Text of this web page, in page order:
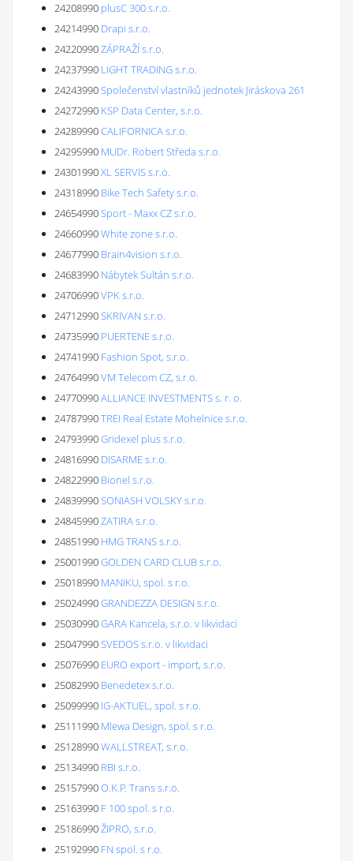
24208990 plusC 300 s.r.o.
24214990 Drapi s.r.o.
24220990ZÁPRAŽÍ s.r.o.
24237990 LIGHT TRADING s.r.o.
24243990Společenství vlastníků jednotek Jiráskova 261
24272990 KSP Data Center, s.r.o.
24289990CALIFORNICA s.r.o.
24295990 MUDr. Robert Středa s.r.o.
24301990XL SERVIS s.r.o.
24318990 Bike Tech Safety s.r.o.
24654990Sport - Maxx CZ s.r.o.
24660990White zone s.r.o.
24677990 Brain4vision s.r.o.
24683990 Nábytek Sultán s.r.o.
24706990VPK s.r.o.
24712990SKRIVAN s.r.o.
24735990 PUERTENE s.r.o.
24741990 Fashion Spot, s.r.o.
24764990VM Telecom CZ, s.r.o.
24770990ALLIANCE INVESTMENTS s. r. o.
24787990TREI Real Estate Mohelnice s.r.o.
24793990Gridexel plus s.r.o.
24816990 DISARME s.r.o.
24822990 Bionel s.r.o.
24839990SONIASH VOLSKY s.r.o.
24845990ZATIRA s.r.o.
24851990 HMG TRANS s.r.o.
25001990GOLDEN CARD CLUB s.r.o.
25018990 MANIKU, spol. s r.o.
25024990GRANDEZZA DESIGN s.r.o.
25030990GARA Kancela, s.r.o. v likvidaci
25047990SVEDOS s.r.o. v likvidaci
25076990 EURO export - import, s.r.o.
25082990 Benedetex s.r.o.
25099990 IG-AKTUEL, spol. s r.o.
25111990 Mlewa Design, spol. s r.o.
25128990WALLSTREAT, s.r.o.
25134990 RBI s.r.o.
25157990O.K.P. Trans s.r.o.
25163990 F 100 spol. s r.o.
25186990ŽIPRO, s.r.o.
25192990 FN spol. s r.o.